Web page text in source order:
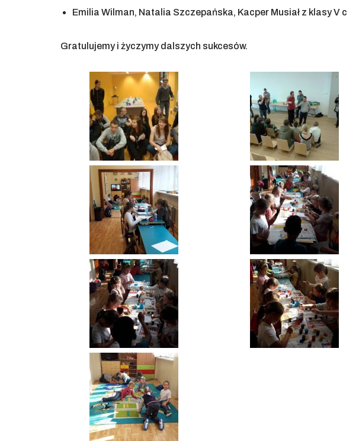
Emilia Wilman, Natalia Szczepańska, Kacper Musiał z klasy V c
Gratulujemy i życzymy dalszych sukcesów.